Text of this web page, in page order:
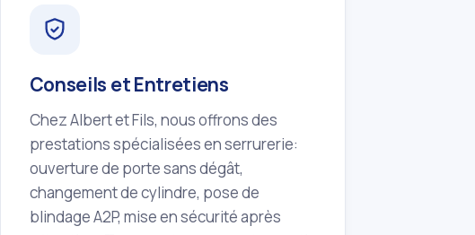
Conseils et Entretiens
Chez Albert et Fils, nous offrons des
prestations spécialisées en serrurerie:
ouverture de porte sans dégât,
changement de cylindre, pose de
blindage A2P, mise en sécurité après